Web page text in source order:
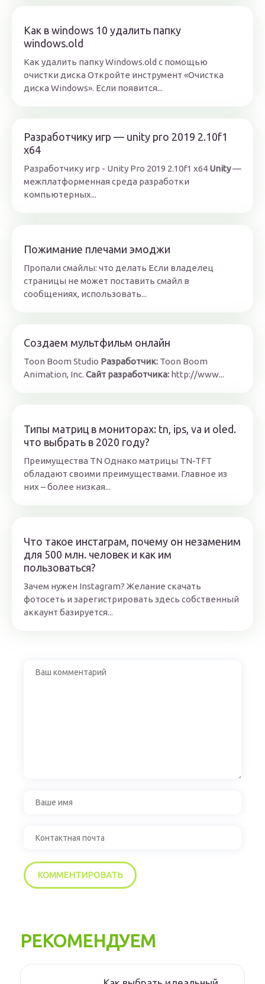
Как в windows 10 удалить папку
windows.old
Как удалить папку Windows.old с помощью
очистки диска Откройте инструмент «Очистка
диска Windows». Если появится...
Разработчику игр — unity pro 2019 2.10f1
x64
Разработчику игр - Unity Pro 2019 2.10f1 x64 Unity—
межплатформенная среда разработки
компьютерных...
Пожимание плечами эмоджи
Пропали смайлы: что делать Если владелец
страницы не может поставить смайл в
сообщениях, использовать...
Создаем мультфильм онлайн
Toon Boom Studio Разработчик: Toon Boom
Animation, Inc. Сайт разработчика: http://www...
Типы матриц в мониторах: tn, ips, va и oled.
что выбрать в 2020 году?
Преимущества TN Однако матрицы TN-TFT
обладают своими преимуществами. Главное из
них – более низкая...
Что такое инстаграм, почему он незаменим
для 500 млн. человек и как им
пользоваться?
Зачем нужен Instagram? Желание скачать
фотосеть и зарегистрировать здесь собственный
аккаунт базируется...
РЕКОМЕНДУЕМ